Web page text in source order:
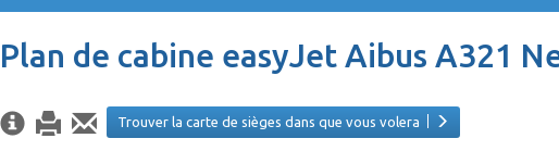
Plan de cabine easyJet Aibus A321
Trouver la carte de sièges dans que vous volera